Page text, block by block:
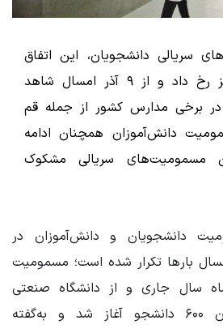
سریالی دانشجویان، این اتفاق
برای دانش‌آموزان نیز رخ داد و از ۹ آذر امسال شاهد
برخی مدارس کشور از جمله قم
دانش‌آموزان همچنان ادامه
مسمومیت‌های سریالی مشکوک
دانشجویان و دانش‌آموزان در
بارها تکرار شده است؛ مسمومیت
سال جاری و از دانشگاه صنعتی
اصفهان با آلوده شدن ۶۰۰ دانشجو آغاز شد و به‌گفته